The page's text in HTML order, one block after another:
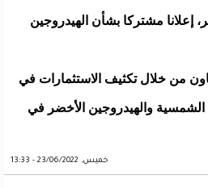
إعلانا مشتركا بشأن الهيدروجين
من خلال تكثيف الاستثمارات في
الشمسية والهيدروجين الأخضر في
خميس, 23/06/2022 - 13:33